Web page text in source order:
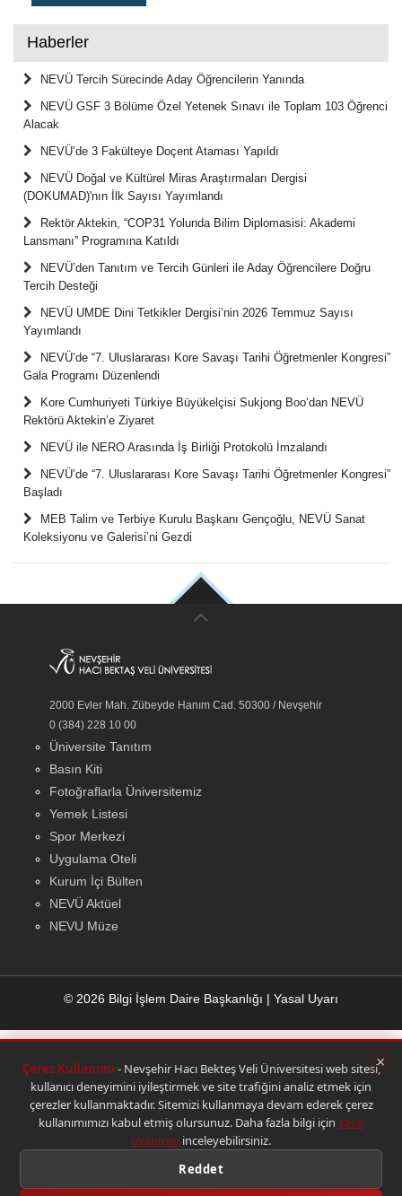
×
Çerez Kullanımı - Nevşehir Hacı Bekteş Veli Üniversitesi web sitesi,
kullanıcı deneyimini iyileştirmek ve site trafiğini analiz etmek için
çerezler kullanmaktadır. Sitemizi kullanmaya devam ederek çerez
kullanımımızı kabul etmiş olursunuz. Daha fazla bilgi için Yasal
uyarımızı inceleyebilirsiniz.
Reddet
Haberler
NEVÜ Tercih Sürecinde Aday Öğrencilerin Yanında
NEVÜ GSF 3 Bölüme Özel Yetenek Sınavı ile Toplam 103 Öğrenci
Alacak
NEVÜ’de 3 Fakülteye Doçent Ataması Yapıldı
NEVÜ Doğal ve Kültürel Miras Araştırmaları Dergisi
(DOKUMAD)'nın İlk Sayısı Yayımlandı
Rektör Aktekin, “COP31 Yolunda Bilim Diplomasisi: Akademi
Lansmanı” Programına Katıldı
NEVÜ’den Tanıtım ve Tercih Günleri ile Aday Öğrencilere Doğru
Tercih Desteği
NEVÜ UMDE Dini Tetkikler Dergisi’nin 2026 Temmuz Sayısı
Yayımlandı
NEVÜ’de “7. Uluslararası Kore Savaşı Tarihi Öğretmenler Kongresi”
Gala Programı Düzenlendi
Kore Cumhuriyeti Türkiye Büyükelçisi Sukjong Boo’dan NEVÜ
Rektörü Aktekin’e Ziyaret
NEVÜ ile NERO Arasında İş Birliği Protokolü İmzalandı
NEVÜ’de “7. Uluslararası Kore Savaşı Tarihi Öğretmenler Kongresi”
Başladı
MEB Talim ve Terbiye Kurulu Başkanı Gençoğlu, NEVÜ Sanat
Koleksiyonu ve Galerisi’ni Gezdi
2000 Evler Mah. Zübeyde Hanım Cad. 50300 / Nevşehir
0 (384) 228 10 00
Üniversite Tanıtım
Basın Kiti
Fotoğraflarla Üniversitemiz
Yemek Listesi
Spor Merkezi
Uygulama Oteli
Kurum İçi Bülten
NEVÜ Aktüel
NEVU Müze
© 2026 Bilgi İşlem Daire Başkanlığı | Yasal Uyarı